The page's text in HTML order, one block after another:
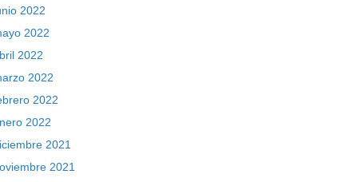
2022
2022
2022
2022
2022
2022
2021
2021